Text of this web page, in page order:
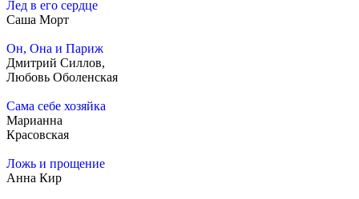
Лед в его сердце
Саша Морт
Он, Она и Париж
Дмитрий Силлов,
Любовь Оболенская
Сама себе хозяйка
Марианна
Красовская
Ложь и прощение
Анна Кир